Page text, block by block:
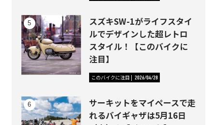
スズキSW-1がライフスタイ
ルでデザインした超レトロ
スタイル！【このバイクに
注目】
このバイクに注目 2026/04/28
サーキットをマイペースで走
れるバイギャザは5月16日